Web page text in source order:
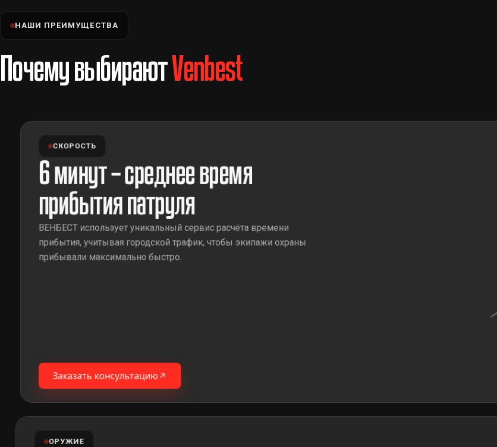
НАШИ ПРЕИМУЩЕСТВА
Почему выбираютVenbest
СКОРОСТЬ
6 минут – среднее время
прибытия патруля
ВЕНБЕСТ использует уникальный сервис расчёта времени
прибытия, учитывая городской трафик, чтобы экипажи охраны
прибывали максимально быстро.
Заказать консультацию
ОРУЖИЕ